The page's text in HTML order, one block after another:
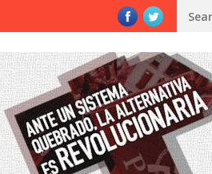
Diada Nacional de Catalunya